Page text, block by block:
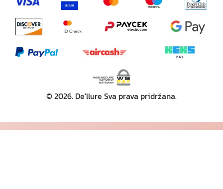
© 2026. De'llure Sva prava pridržana.